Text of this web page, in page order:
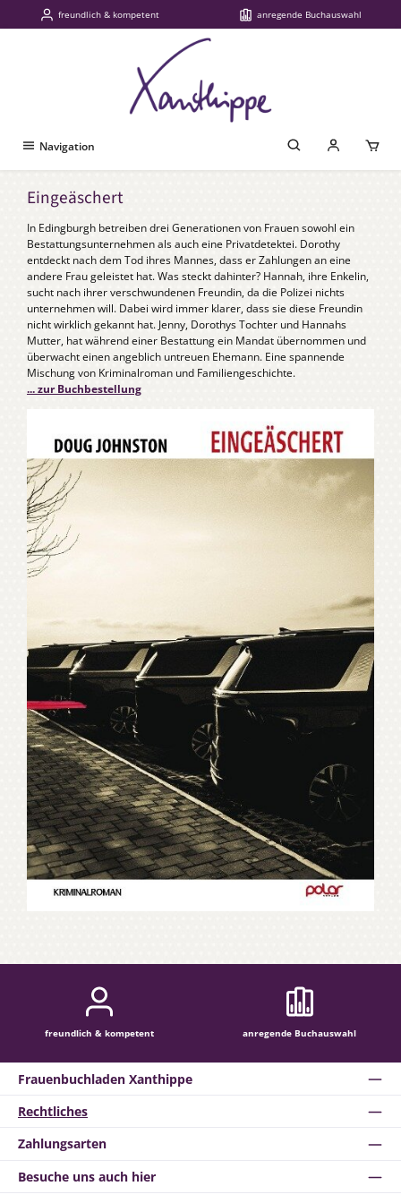
Zum Hauptinhalt springen
freundlich & kompetent anregende Buchauswahl
Navigation
Eingeäschert
In Edingburgh betreiben drei Generationen von Frauen sowohl ein
Bestattungsunternehmen als auch eine Privatdetektei. Dorothy
entdeckt nach dem Tod ihres Mannes, dass er Zahlungen an eine
andere Frau geleistet hat. Was steckt dahinter? Hannah, ihre Enkelin,
sucht nach ihrer verschwundenen Freundin, da die Polizei nichts
unternehmen will. Dabei wird immer klarer, dass sie diese Freundin
nicht wirklich gekannt hat. Jenny, Dorothys Tochter und Hannahs
Mutter, hat während einer Bestattung ein Mandat übernommen und
überwacht einen angeblich untreuen Ehemann. Eine spannende
Mischung von Kriminalroman und Familiengeschichte.
... zur Buchbestellung
freundlich & kompetent anregende Buchauswahl
Rechtliches
Zahlungsarten
Besuche uns auch hier
Frauenbuchladen Xanthippe